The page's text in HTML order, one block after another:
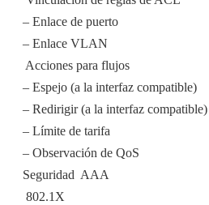
– Enlace de puerto
– Enlace VLAN
 Acciones para flujos
– Espejo (a la interfaz compatible)
– Redirigir (a la interfaz compatible)
– Límite de tarifa
– Observación de QoS
Seguridad  AAA
 802.1X